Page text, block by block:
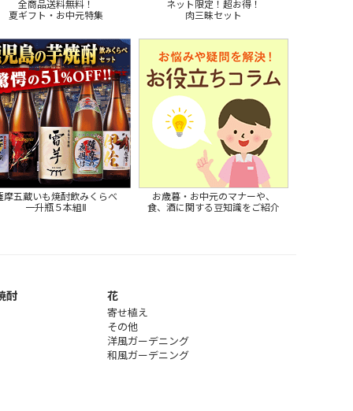
全商品送料無料！
夏ギフト・お中元特集
ネット限定！超お得！
肉三昧セット
摩五蔵いも焼酎飲みくらべ
一升瓶５本組Ⅱ
お歳暮・お中元のマナーや、
食、酒に関する豆知識をご紹介
酎 花
寄せ植え
その他
洋風ガーデニング
和風ガーデニング